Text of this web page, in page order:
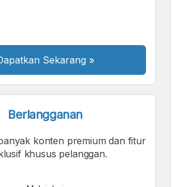
Sekarang »
Berlangganan
konten premium dan fitur
khusus pelanggan.